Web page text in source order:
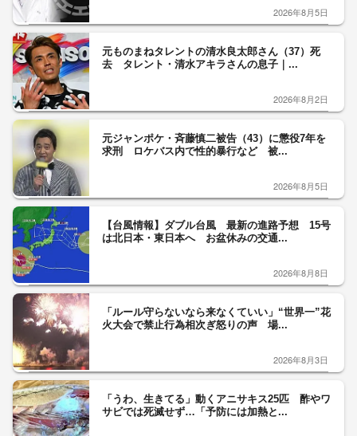
2026年8月5日
元ものまねタレントの清水良太郎さん（37）死
去 タレント・清水アキラさんの息子｜...
2026年8月2日
元ジャンポケ・斉藤慎二被告（43）に懲役7年を
求刑 ロケバス内で性的暴行など 被...
2026年8月5日
【台風情報】ダブル台風 最新の進路予想 15号
は北日本・東日本へ お盆休みの交通...
2026年8月8日
「ルール守らないなら来なくていい」“世界一”花
火大会で禁止行為相次ぎ怒りの声 場...
2026年8月3日
「うわ、生きてる」動くアニサキス25匹 酢やワ
サビでは死滅せず…「予防には加熱と...